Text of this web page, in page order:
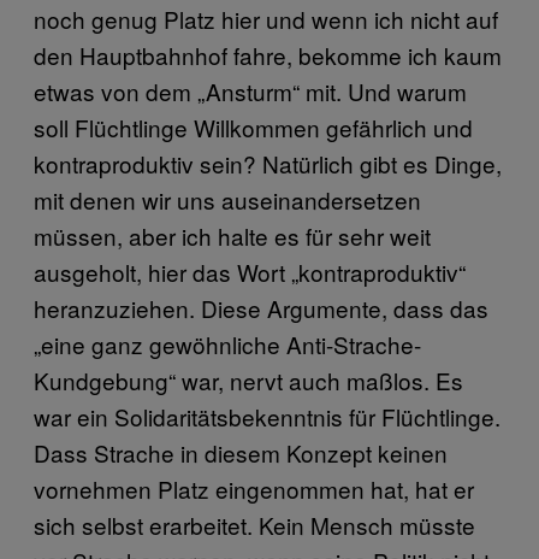
noch genug Platz hier und wenn ich nicht auf
den Hauptbahnhof fahre, bekomme ich kaum
etwas von dem „Ansturm“ mit. Und warum
soll Flüchtlinge Willkommen gefährlich und
kontraproduktiv sein? Natürlich gibt es Dinge,
mit denen wir uns auseinandersetzen
müssen, aber ich halte es für sehr weit
ausgeholt, hier das Wort „kontraproduktiv“
heranzuziehen. Diese Argumente, dass das
„eine ganz gewöhnliche Anti-Strache-
Kundgebung“ war, nervt auch maßlos. Es
war ein Solidaritätsbekenntnis für Flüchtlinge.
Dass Strache in diesem Konzept keinen
vornehmen Platz eingenommen hat, hat er
sich selbst erarbeitet. Kein Mensch müsste